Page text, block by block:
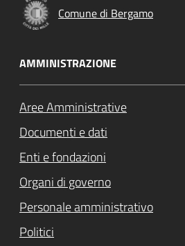
Comune di Bergamo
AMMINISTRAZIONE
Aree Amministrative
Documenti e dati
Enti e fondazioni
Organi di governo
Personale amministrativo
Politici